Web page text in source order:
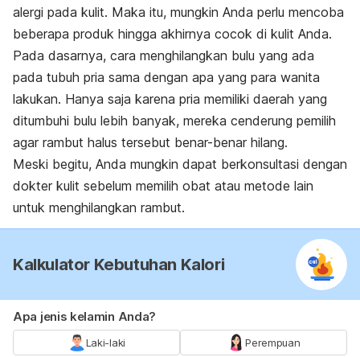
alergi pada kulit. Maka itu, mungkin Anda perlu mencoba
beberapa produk hingga akhirnya cocok di kulit Anda.
Pada dasarnya, cara menghilangkan bulu yang ada
pada tubuh pria sama dengan apa yang para wanita
lakukan. Hanya saja karena pria memiliki daerah yang
ditumbuhi bulu lebih banyak, mereka cenderung pemilih
agar rambut halus tersebut benar-benar hilang.
Meski begitu, Anda mungkin dapat berkonsultasi dengan
dokter kulit sebelum memilih obat atau metode lain
untuk menghilangkan rambut.
Kalkulator Kebutuhan Kalori
Apa jenis kelamin Anda?
Laki-laki Perempuan